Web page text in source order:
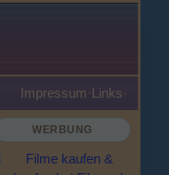
Impressum ·Links·
WERBUNG